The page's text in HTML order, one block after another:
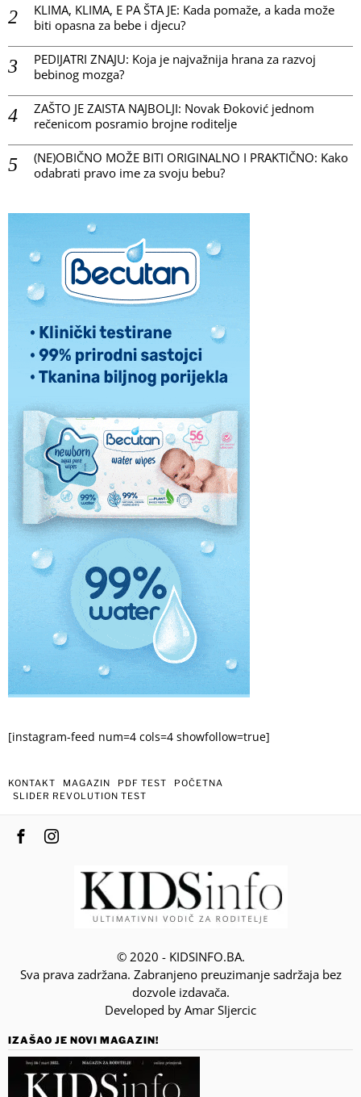
KLIMA, KLIMA, E PA ŠTA JE: Kada pomaže, a kada može
biti opasna za bebe i djecu?
PEDIJATRI ZNAJU: Koja je najvažnija hrana za razvoj
bebinog mozga?
ZAŠTO JE ZAISTA NAJBOLJI: Novak Đoković jednom
rečenicom posramio brojne roditelje
(NE)OBIČNO MOŽE BITI ORIGINALNO I PRAKTIČNO: Kako
odabrati pravo ime za svoju bebu?
[instagram-feed num=4 cols=4 showfollow=true]
KONTAKT MAGAZIN PDF TEST
POČETNA
SLIDER REVOLUTION TEST
© 2020 - KIDSINFO.BA.
Sva prava zadržana. Zabranjeno preuzimanje sadržaja bez
dozvole izdavača.
Developed by Amar SIjercic
IZAŠAO JE NOVI MAGAZIN!